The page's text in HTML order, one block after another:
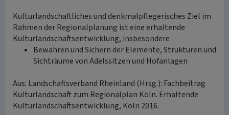
Kulturlandschaftliches und denkmalpflegerisches Ziel im
Rahmen der Regionalplanung ist eine erhaltende
Kulturlandschaftsentwicklung, insbesondere
Bewahren und Sichern der Elemente, Strukturen und
Sichträume von Adelssitzen und Hofanlagen
Aus: Landschaftsverband Rheinland (Hrsg.): Fachbeitrag
Kulturlandschaft zum Regionalplan Köln. Erhaltende
Kulturlandschaftsentwicklung, Köln 2016.